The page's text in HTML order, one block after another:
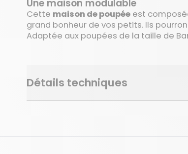
Une maison modulable
Cette maison de poupée est
grand bonheur de vos petits. Ils
Adaptée aux poupées de la taille de
Détails techniques